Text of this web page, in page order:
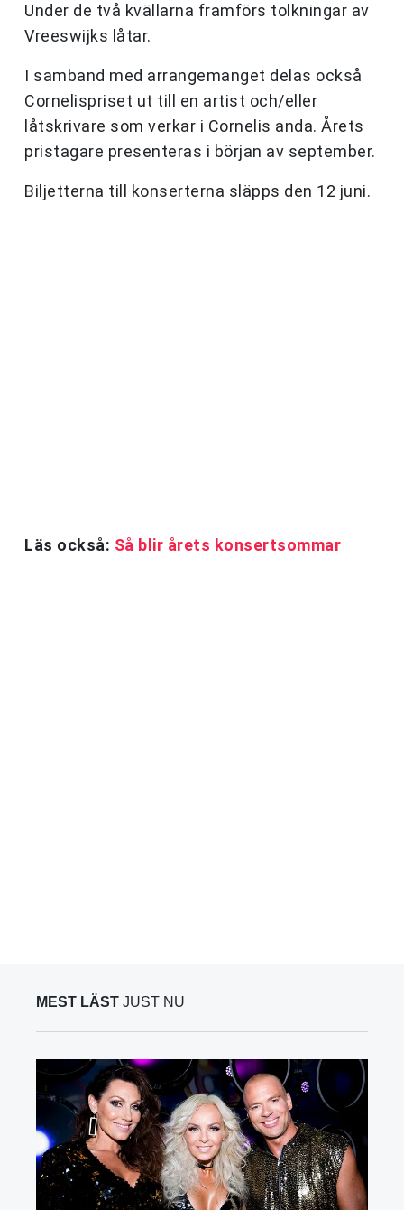
Under de två kvällarna framförs tolkningar av
Vreeswijks låtar.
I samband med arrangemanget delas också
Cornelispriset ut till en artist och/eller
låtskrivare som verkar i Cornelis anda. Årets
pristagare presenteras i början av september.
Biljetterna till konserterna släpps den 12 juni.
Läs också: Så blir årets konsertsommar
MEST LÄST JUST NU